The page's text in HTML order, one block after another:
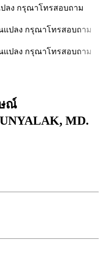
ลง กรุณาโทรสอบถาม
แปลง กรุณาโทรสอบถาม
แปลง กรุณาโทรสอบถาม
ณ์
MD.